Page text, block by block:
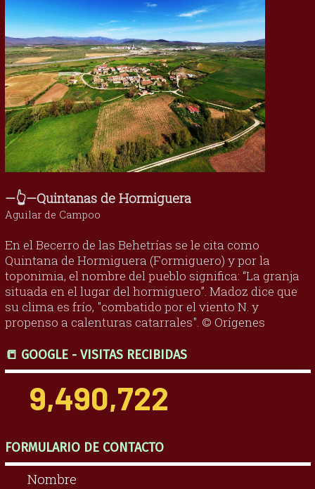
—👆—Quintanas de Hormiguera
Aguilar de Campoo
En el Becerro de las Behetrías se le cita como
Quintana de Hormiguera (Formiguero) y por la
toponimia, el nombre del pueblo significa: “La granja
situada en el lugar del hormiguero”. Madoz dice que
su clima es frío, "combatido por el viento N. y
propenso a calenturas catarrales". © Orígenes
📒 GOOGLE - VISITAS RECIBIDAS
9,490,722
FORMULARIO DE CONTACTO
Nombre